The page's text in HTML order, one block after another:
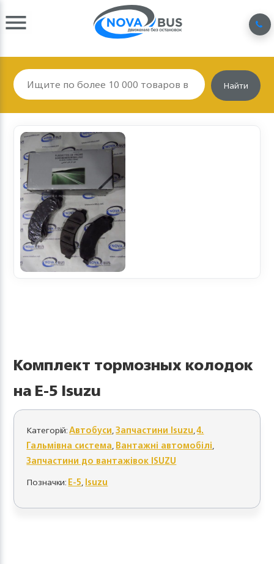
Найти
Комплект тормозных колодок
на E-5 Isuzu
Категорій:Автобуси,Запчастини Isuzu,4.
Гальмівна система,Вантажні автомобілі,
Запчастини до вантажівок ISUZU
Позначки:E-5,Isuzu